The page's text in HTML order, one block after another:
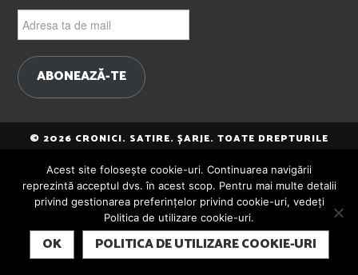
ta
mail
ABONEAZĂ-TE
© 2026 CRONICI. SATIRE. ȘARJE. TOATE DREPTURILE
MEDIA.
SUBSCRIBE
Acest site folosește cookie-uri. Continuarea navigării
reprezintă acceptul dvs. în acest scop. Pentru mai multe detalii
privind gestionarea preferințelor privind cookie-uri, vedeți
Politica de utilizare cookie-uri.
OK POLITICA DE UTILIZARE COOKIE-URI